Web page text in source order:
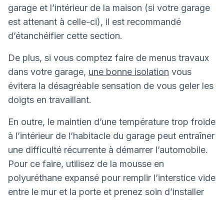
garage et l’intérieur de la maison (si votre garage
est attenant à celle-ci), il est recommandé
d’étanchéifier cette section.
De plus, si vous comptez faire de menus travaux
dans votre garage, une bonne isolation vous
évitera la désagréable sensation de vous geler les
doigts en travaillant.
En outre, le maintien d’une température trop froide
à l’intérieur de l’habitacle du garage peut entraîner
une difficulté récurrente à démarrer l’automobile.
Pour ce faire, utilisez de la mousse en
polyuréthane expansé pour remplir l’interstice vide
entre le mur et la porte et prenez soin d’installer